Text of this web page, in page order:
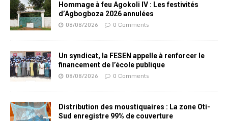
Hommage à feu Agokoli IV : Les festivités
d’Agbogboza 2026 annulées
08/08/2026 0 Comments
Un syndicat, la FESEN appelle à renforcer le
financement de l’école publique
08/08/2026 0 Comments
Distribution des moustiquaires : La zone Oti-
Sud enregistre 99% de couverture